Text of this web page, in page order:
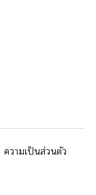
ความเป็นส่วนตัว